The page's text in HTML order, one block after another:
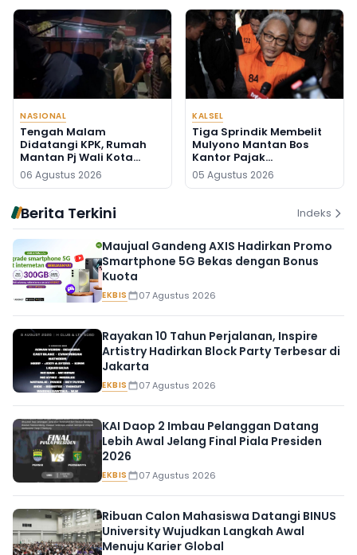
NASIONAL
Tengah Malam
Didatangi KPK, Rumah
Mantan Pj Wali Kota
Digeledah, Empat Koper
Dibawa
06 Agustus 2026
KALSEL
Tiga Sprindik Membelit
Mulyono Mantan Bos
Kantor Pajak
Banjarmasin
05 Agustus 2026
Berita Terkini Indeks
Maujual Gandeng AXIS Hadirkan Promo
Smartphone 5G Bekas dengan Bonus
Kuota
EKBIS 07 Agustus 2026
Rayakan 10 Tahun Perjalanan, Inspire
Artistry Hadirkan Block Party Terbesar di
Jakarta
EKBIS 07 Agustus 2026
KAI Daop 2 Imbau Pelanggan Datang
Lebih Awal Jelang Final Piala Presiden
2026
EKBIS 07 Agustus 2026
Ribuan Calon Mahasiswa Datangi BINUS
University Wujudkan Langkah Awal
Menuju Karier Global